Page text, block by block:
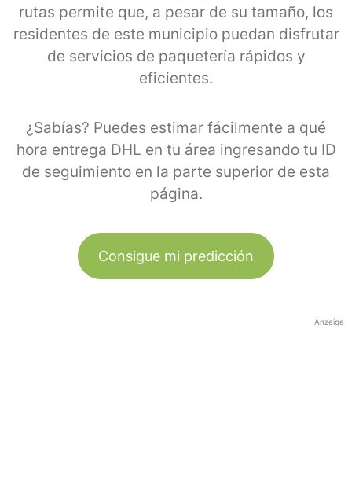
rutas permite que, a pesar de su tamaño, los
residentes de este municipio puedan disfrutar
de servicios de paquetería rápidos y
eficientes.
¿Sabías? Puedes estimar fácilmente a qué
hora entrega DHL en tu área ingresando tu ID
de seguimiento en la parte superior de esta
página.
Consigue mi predicción
Anzeige